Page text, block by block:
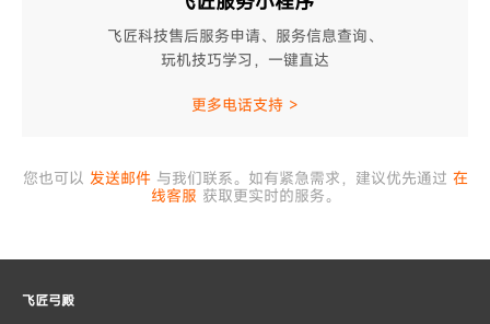
飞匠科技售后服务申请、服务信息查询、
玩机技巧学习，一键直达
更多电话支持 >
您也可以 发送邮件与我们联系。如有紧急需求，建议优先通过 在
线客服 获取更实时的服务。
飞匠弓殿